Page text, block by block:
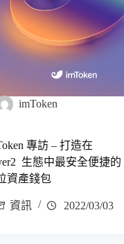
imToken
專訪 – 打造在
生態中最安全便捷的
資產錢包
資訊 2022/03/03